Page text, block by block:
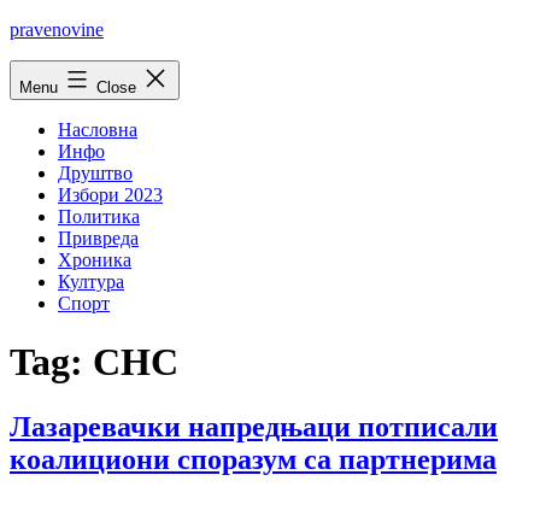
Skip
pravenovine
Menu Close
Насловна
Инфо
Друштво
Избори 2023
Политика
Привреда
Хроника
Култура
Спорт
Tag: СНС
Лазаревачки напредњаци потписали
коалициони споразум са партнерима